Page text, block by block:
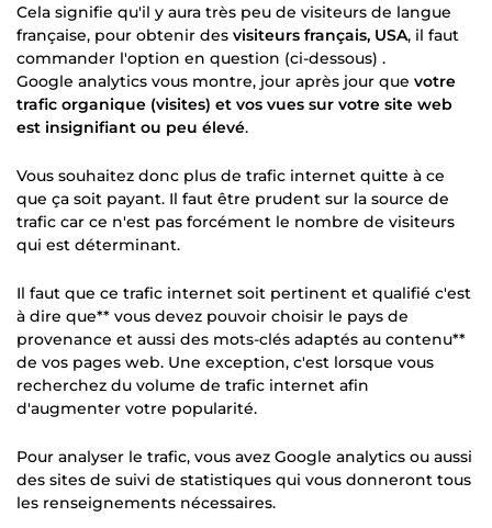
Cela signifie qu'il y aura très peu de visiteurs de langue
française, pour obtenir des visiteurs français, USA, il faut
commander l'option en question (ci-dessous) .
Google analytics vous montre, jour après jour que votre
trafic organique (visites) et vos vues sur votre site web
est insignifiant ou peu élevé.
Vous souhaitez donc plus de trafic internet quitte à ce
que ça soit payant. Il faut être prudent sur la source de
trafic car ce n'est pas forcément le nombre de visiteurs
qui est déterminant.
Il faut que ce trafic internet soit pertinent et qualifié c'est
à dire que** vous devez pouvoir choisir le pays de
provenance et aussi des mots-clés adaptés au contenu**
de vos pages web. Une exception, c'est lorsque vous
recherchez du volume de trafic internet afin
d'augmenter votre popularité.
Pour analyser le trafic, vous avez Google analytics ou aussi
des sites de suivi de statistiques qui vous donneront tous
les renseignements nécessaires.